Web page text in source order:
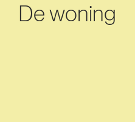
De woning